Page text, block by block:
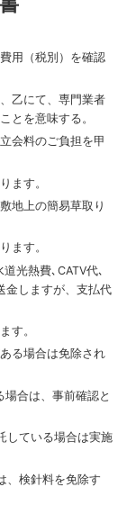
用（税別）を確認
乙にて、専門業者
とを意味する。
会料のご負担を甲
ます。
地上の簡易草取り
ます。
光熱費､CATV代､
金しますが、支払代
す。
る場合は免除され
合は、事前確認と
している場合は実施
、検針料を免除す